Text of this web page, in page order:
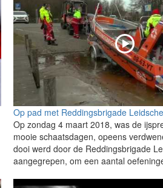
Op pad met Reddingsbrigade
Op zondag 4 maart 2018, was de
mooie schaatsdagen, opeens
dooi werd door de Reddingsbrigade
aangegrepen, om een aantal